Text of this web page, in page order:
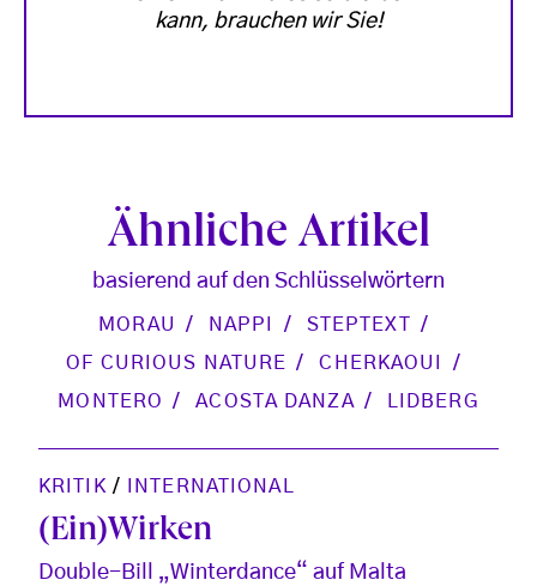
kann, brauchen wir Sie!
Ähnliche Artikel
basierend auf den Schlüsselwörtern
MORAU NAPPI
STEPTEXT
OF CURIOUS NATURE
CHERKAOUI
MONTERO
ACOSTA DANZA LIDBERG
KRITIK / INTERNATIONAL
(Ein)Wirken
Double-Bill „Winterdance“ auf Malta